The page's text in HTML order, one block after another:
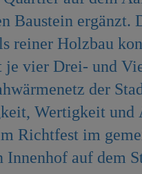
Baustein ergänzt.
reiner Holzbau
je vier Drei- und
der
Wertigkeit und
Richtfest im
Innenhof auf dem